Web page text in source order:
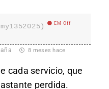
EM Off
8 meses hace
cada servicio, que
perdida.